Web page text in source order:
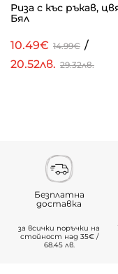
Риза с къс ръкав,
Бял
10.49€ 14.99€ /
20.52лв. 29.32лв.
Безплатна
доставка
за всички поръчки на
стойност над 35€ /
68.45 лв.